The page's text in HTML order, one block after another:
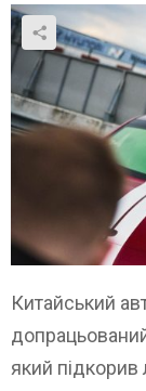
Китайський
який підкорив